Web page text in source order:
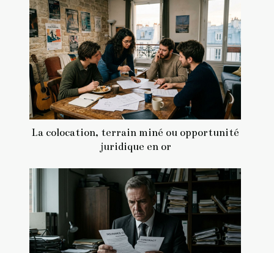
La colocation, terrain miné ou opportunité
juridique en or